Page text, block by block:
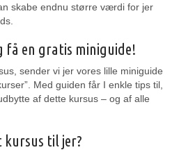
skabe endnu større værdi for jer
få en gratis miniguide!
sender vi jer vores lille miniguide
Med guiden får I enkle tips til,
af dette kursus – og af alle
kursus til jer?